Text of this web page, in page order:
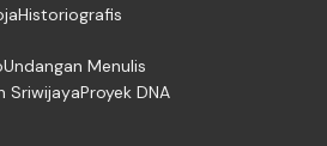
Historiografis
Undangan Menulis
SriwijayaProyek DNA